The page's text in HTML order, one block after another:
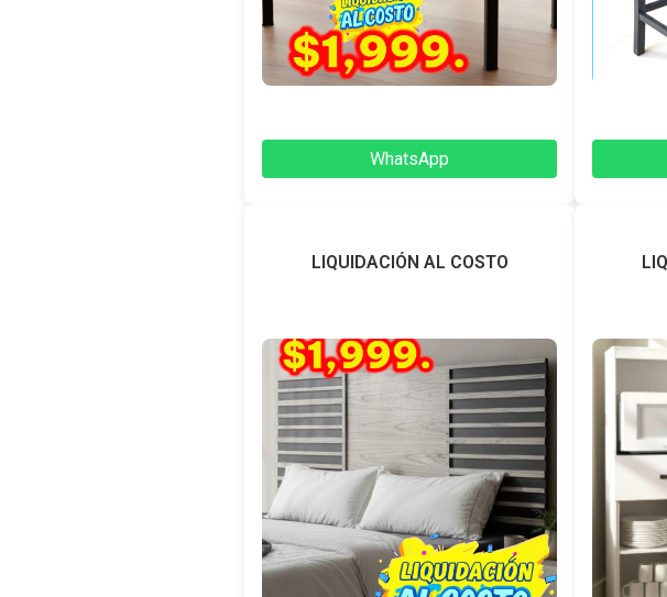
WhatsApp
LIQUIDACIÓN AL COSTO